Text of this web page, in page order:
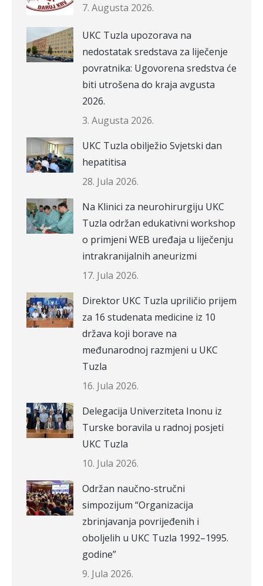
7. Augusta 2026.
UKC Tuzla upozorava na
nedostatak sredstava za liječenje
povratnika: Ugovorena sredstva će
biti utrošena do kraja avgusta
2026.
3. Augusta 2026.
UKC Tuzla obilježio Svjetski dan
hepatitisa
28. Jula 2026.
Na Klinici za neurohirurgiju UKC
Tuzla održan edukativni workshop
o primjeni WEB uređaja u liječenju
intrakranijalnih aneurizmi
17. Jula 2026.
Direktor UKC Tuzla upriličio prijem
za 16 studenata medicine iz 10
država koji borave na
međunarodnoj razmjeni u UKC
Tuzla
16. Jula 2026.
Delegacija Univerziteta Inonu iz
Turske boravila u radnoj posjeti
UKC Tuzla
10. Jula 2026.
Održan naučno-stručni
simpozijum “Organizacija
zbrinjavanja povrijeđenih i
oboljelih u UKC Tuzla 1992–1995.
godine”
9. Jula 2026.